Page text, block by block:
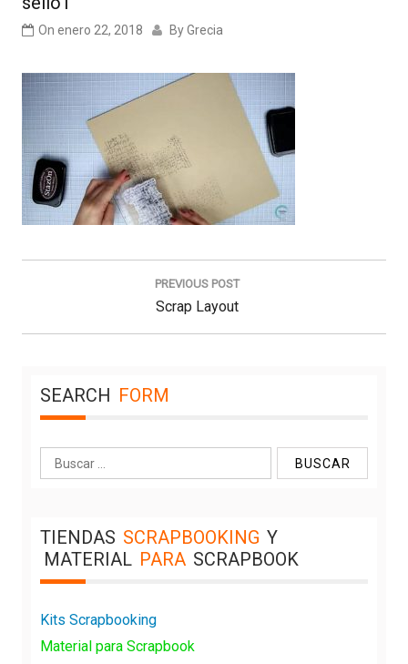
On enero 22, 2018 ByGrecia
Navegación
PREVIOUS POST
Previous
Post:
Scrap Layout
SEARCH FORM
Buscar:
TIENDAS SCRAPBOOKING Y
MATERIAL PARA SCRAPBOOK
Kits Scrapbooking
Material para Scrapbook